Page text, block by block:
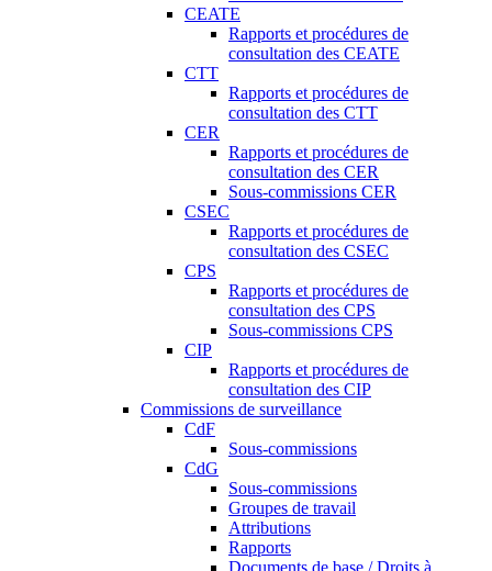
CEATE
Rapports et procédures de
consultation des CEATE
CTT
Rapports et procédures de
consultation des CTT
CER
Rapports et procédures de
consultation des CER
Sous-commissions CER
CSEC
Rapports et procédures de
consultation des CSEC
CPS
Rapports et procédures de
consultation des CPS
Sous-commissions CPS
CIP
Rapports et procédures de
consultation des CIP
Commissions de surveillance
CdF
Sous-commissions
CdG
Sous-commissions
Groupes de travail
Attributions
Rapports